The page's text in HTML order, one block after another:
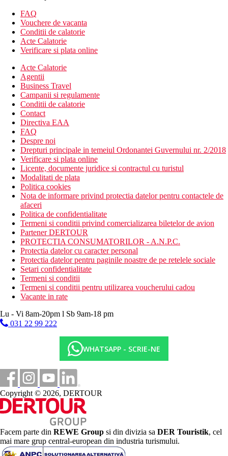
Descrierea hotelului
Hotelul dispune de:
zona de relaxare
piscina exterioara
seri BBQ
baruri
loc de joaca pentru copii
divertisment
receptie 24/7
organizari excursii
inchirieri automobile
camera de bagaje
Descrierea plajei
plaja publica
sezlonguri si umbrele (contra cost)
Activitati sportive gratuite
piscina (sezlonguri si umbrele langa piscina)
darts
tenis de masa
minigolf
Activitati sportive contra cost
biliard
Dieta
Restaurantul principal serveste toate mesele zilei cu
specific culinar international si local
Bar
Categoria oficiala
3 stele
Contessa Hotel
Taxa turistica
Incepand cu 2025, in Grecia exista obligatia de a plati taxa
climatica in functie de categoria de hotel. Taxa nu este inclusa in
tariful ofertei si va fi achitata de catre client la receptia hotelului.
Noile taxe de statiune in Grecia sunt (Aprilie – Octombrie): 5.00
€. Tarifele afisate sunt pe camera/noapte.
Distanţe
FAQ
Vouchere de vacanta
Conditii de calatorie
Acte Calatorie
Verificare si plata online
Acte Calatorie
Agentii
Business Travel
Campanii si regulamente
Conditii de calatorie
Contact
Directiva EAA
FAQ
Despre noi
Drepturi principale in temeiul Ordonantei Guvernului nr. 2/2018
Verificare si plata online
Licente, documente juridice si contractul cu turistul
Modalitati de plata
Politica cookies
Nota de informare privind protectia datelor pentru contactele de
afaceri
Politica de confidentialitate
Termeni si conditii privind comercializarea biletelor de avion
Partener DERTOUR
PROTECTIA CONSUMATORILOR - A.N.P.C.
Protectia datelor cu caracter personal
Protectia datelor pentru paginile noastre de pe retelele sociale
Setari confidentialitate
Termeni si conditii
Termeni si conditii pentru utilizarea voucherului cadou
Vacante in rate
Lu - Vi 8am-20pm l Sb 9am-18 pm
031 22 99 222
WHATSAPP - SCRIE-NE
Copyright © 2026, DERTOUR
Facem parte din REWE Group si din divizia sa DER Touristik, cel
mai mare grup central-european din industria turismului.